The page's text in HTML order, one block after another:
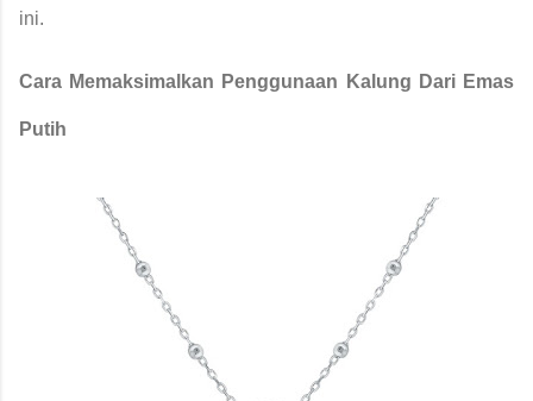
ini.
Cara Memaksimalkan Penggunaan Kalung Dari Emas
Putih